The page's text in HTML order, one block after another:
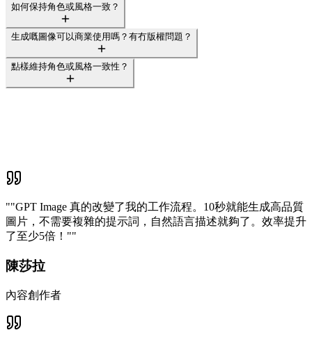
如何保持角色或風格一致？
生成嘅圖像可以商業使用嗎？有冇版權問題？
點樣維持角色或風格一致性？
""GPT Image 真的改變了我的工作流程。10秒就能生成高品質
圖片，不需要複雜的提示詞，自然語言描述就夠了。效率提升
了至少5倍！""
陳莎拉
內容創作者